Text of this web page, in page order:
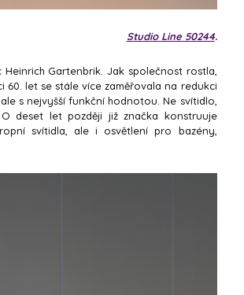
Studio Line 50244.
Gartenbrik. Jak společnost rostla,
60. let se stále více zaměřovala na redukci
s nejvyšší funkční hodnotou. Ne svítidlo,
deset let později již značka konstruuje
svítidla, ale i osvětlení pro bazény,